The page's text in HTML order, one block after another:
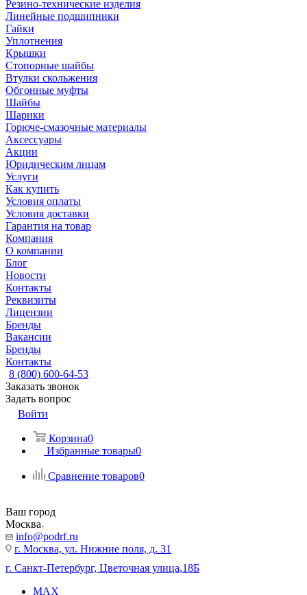
Резино-технические изделия
Линейные подшипники
Гайки
Уплотнения
Крышки
Стопорные шайбы
Втулки скольжения
Обгонные муфты
Шайбы
Шарики
Горюче-смазочные материалы
Аксессуары
Акции
Юридическим лицам
Услуги
Как купить
Условия оплаты
Условия доставки
Гарантия на товар
Компания
О компании
Блог
Новости
Контакты
Реквизиты
Лицензии
Бренды
Вакансии
Бренды
Контакты
8 (800) 600-64-53
Заказать звонок
Задать вопрос
Войти
Корзина0
Избранные товары0
Сравнение товаров0
Ваш город
Москва
info@podrf.ru
г. Москва, ул. Нижние поля, д. 31
г. Санкт-Петербург, Цветочная улица,18Б
MAX